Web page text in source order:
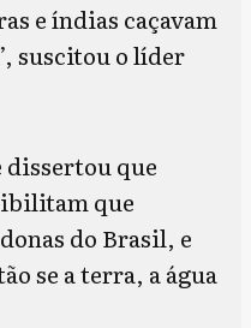
e índias caçavam
suscitou o líder
dissertou que
que
do Brasil, e
se a terra, a água